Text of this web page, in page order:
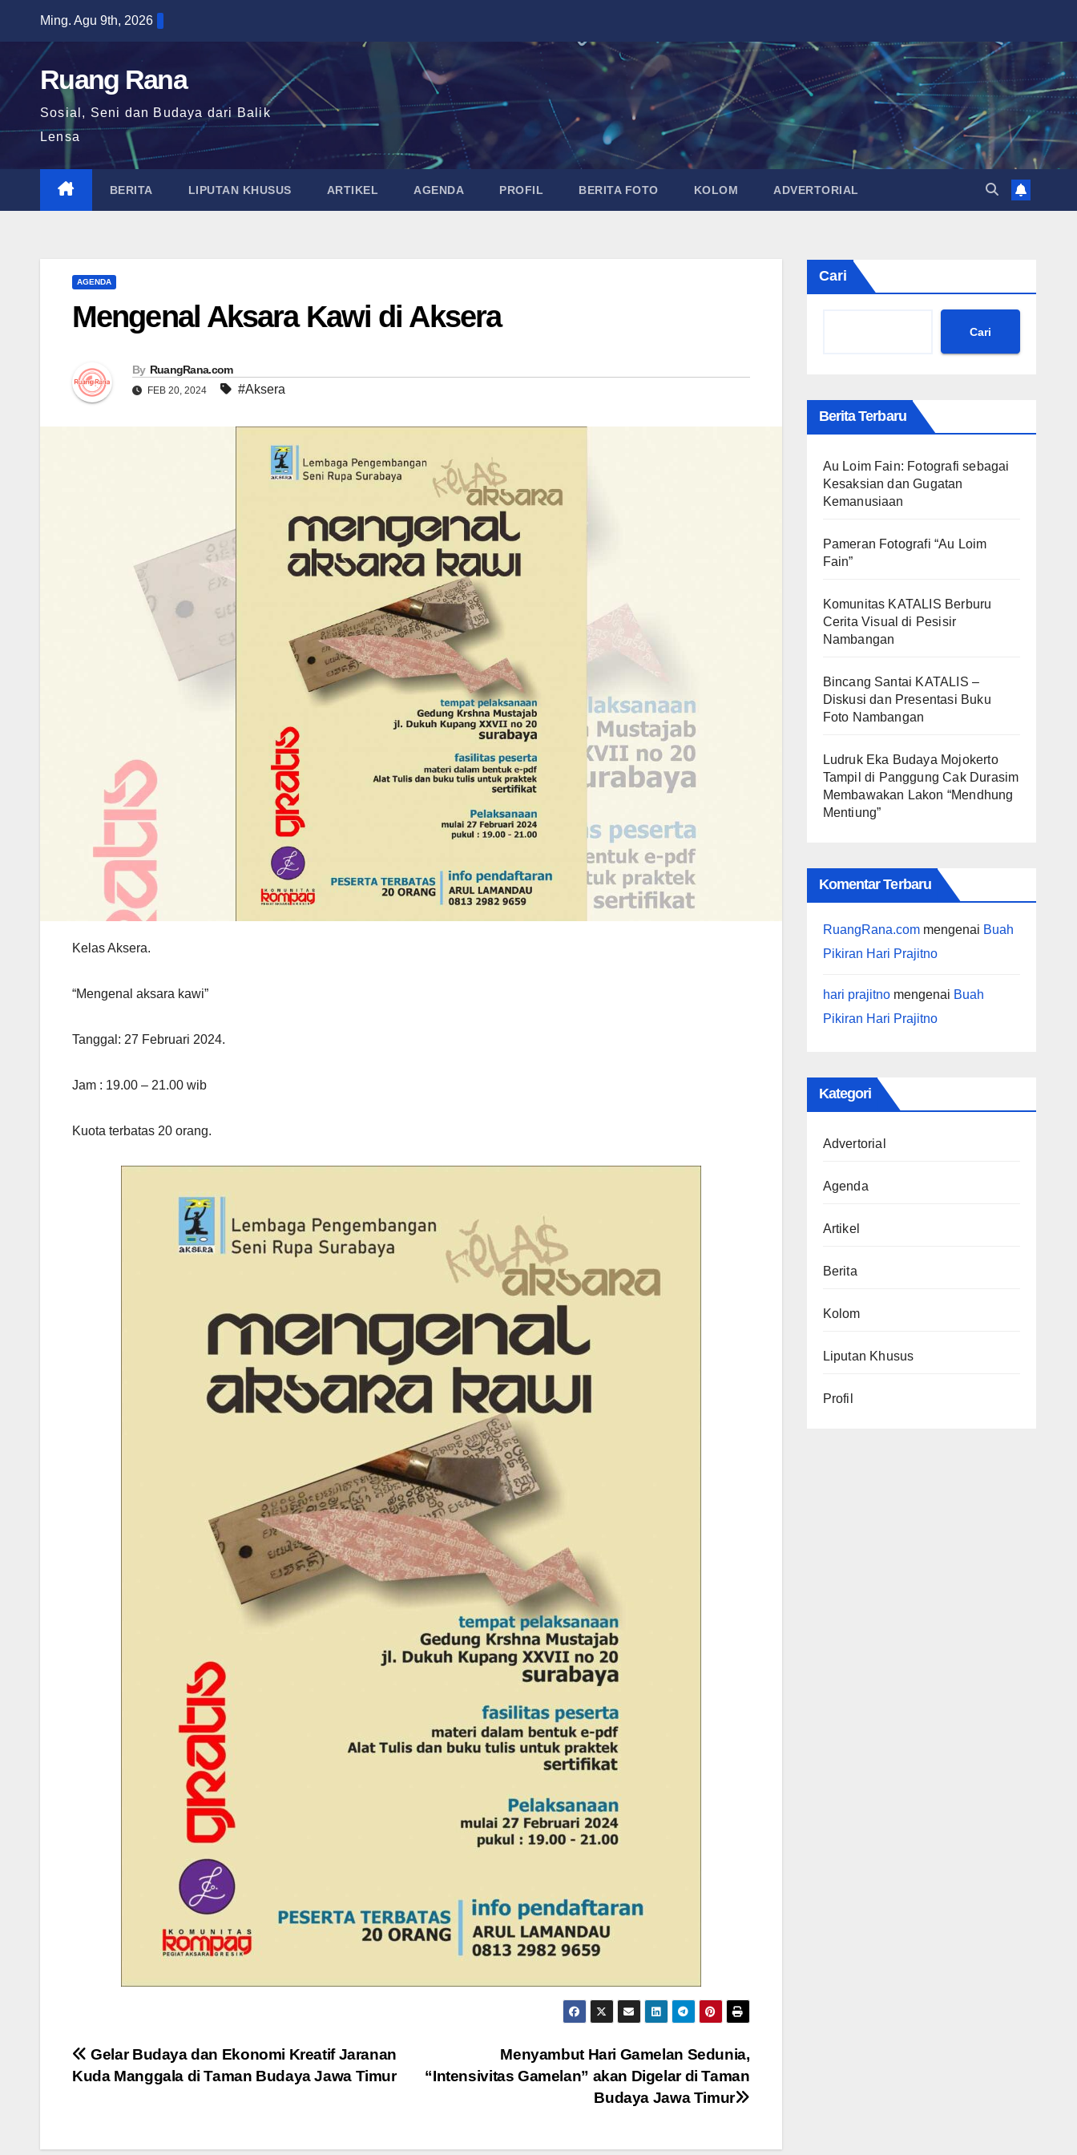
content
Ming. Agu 9th, 2026
Ruang Rana
Sosial, Seni dan Budaya dari Balik
Lensa
BERITA LIPUTAN KHUSUS ARTIKEL AGENDA PROFIL BERITA FOTO KOLOM ADVERTORIAL
AGENDA
Mengenal Aksara Kawi di Aksera
By RuangRana.com
FEB 20, 2024 #Aksera
Kelas Aksera.
“Mengenal aksara kawi”
Tanggal: 27 Februari 2024.
Jam : 19.00 – 21.00 wib
Kuota terbatas 20 orang.
Navigasi
Menyambut Hari Gamelan Sedunia,
“Intensivitas Gamelan” akan Digelar di Taman
Budaya Jawa Timur
Gelar Budaya dan Ekonomi Kreatif Jaranan
Kuda Manggala di Taman Budaya Jawa Timur
Cari
Cari
Berita Terbaru
Au Loim Fain: Fotografi sebagai
Kesaksian dan Gugatan
Kemanusiaan
Pameran Fotografi “Au Loim
Fain”
Komunitas KATALIS Berburu
Cerita Visual di Pesisir
Nambangan
Bincang Santai KATALIS –
Diskusi dan Presentasi Buku
Foto Nambangan
Ludruk Eka Budaya Mojokerto
Tampil di Panggung Cak Durasim
Membawakan Lakon “Mendhung
Mentiung”
Komentar Terbaru
RuangRana.commengenai Buah
Pikiran Hari Prajitno
hari prajitnomengenai Buah
Pikiran Hari Prajitno
Kategori
Advertorial
Agenda
Artikel
Berita
Kolom
Liputan Khusus
Profil